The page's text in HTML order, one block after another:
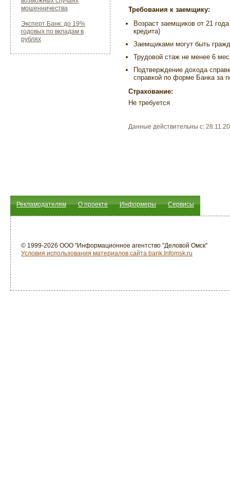
мошенничества
Эксперт Банк: до 19%
годовых по вкладам в
рублях
Требования к заемщику:
Возраст заемщиков от 21
кредита)
Заемщиками могут быть
Трудовой стаж не менее 6
Подтверждение дохода
справкой по форме Банка за
Страхование:
Не требуется
Данные действительны c:
Рекламодателям О проекте Информеры Сервисы
© 1999-2026 ООО "Информационное агентство "Деловой Омск"
Условия использования материалов сайта bank.Infomsk.ru